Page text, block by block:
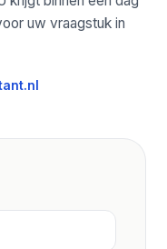
uw vraagstuk in